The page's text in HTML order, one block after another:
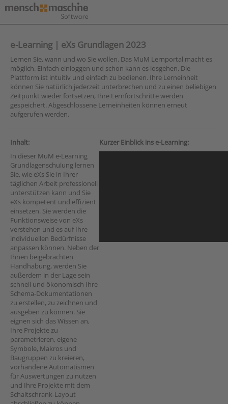
e-Learning | eXs Grundlagen 2023
Lernen Sie, wann und wo Sie wollen. Das MuM Lernportal macht es
möglich. Einfach einloggen und schon kann es losgehen. Die
Plattform ist intuitiv und einfach zu bedienen. Ihre Lerneinheit
können Sie natürlich jederzeit unterbrechen und zu einen beliebigen
Zeitpunkt wieder fortsetzen, Ihre Lernfortschritte werden
gespeichert. Abgeschlossene Lerneinheiten können erneut
aufgerufen werden.
Inhalt:
In dieser MuM e-Learning
Grundlagenschulung lernen
Sie, wie eXs Sie in Ihrer
täglichen Arbeit professionell
unterstützen kann und Sie
eXs kompetent und effizient
einsetzen. Sie werden die
Funktionsweise von eXs
verstehen und es auf Ihre
individuellen Bedürfnisse
anpassen können. Neben der
Ihnen beigebrachten
Handhabung, werden Sie
außerdem in der Lage sein
schnell und ökonomisch Ihre
Schema-Dokumentationen
zu erstellen, zu zeichnen und
ausgeben zu können. Sie
eignen sich das Wissen an,
Ihre Projekte zu
parametrieren, eigene
Symbole, Makros und
Baugruppen zu kreieren,
vorhandene Automatismen
für Auswertungen zu nutzen
und Ihre Projekte mit dem
Schaltschrank-Layout
Kurzer Einblick ins e-Learning: